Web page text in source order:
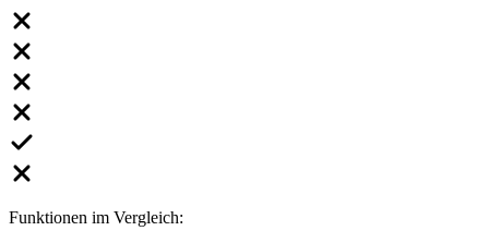
Funktionen im Vergleich: